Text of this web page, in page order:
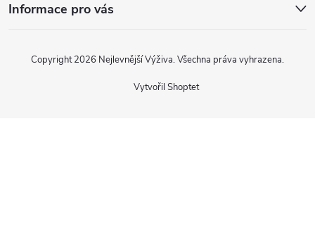
Informace pro vás
Vytvořil Shoptet
Copyright 2026 Nejlevnější Výživa. Všechna práva vyhrazena.